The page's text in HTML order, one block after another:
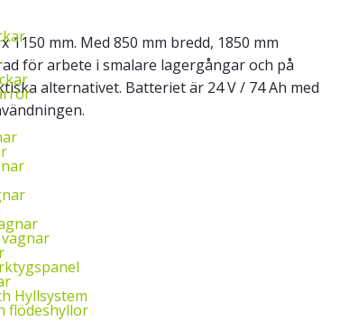
Hyllsystem
flödeshyllor
mm. Med 850 mm bredd, 1850 mm
för arbete i smalare lagergångar och på
alternativet. Batteriet är 24 V / 74 Ah med